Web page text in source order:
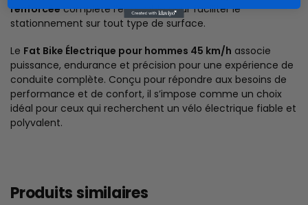
renforcéecomplète l’ensemble pour faciliter le
stationnement sur tout type de surface.
Le Fat Bike Électrique pour hommes 45 km/h associe
puissance, endurance et précision pour une expérience de
conduite complète. Conçu pour répondre aux besoins de
performance et de confort, il s’impose comme un choix
idéal pour ceux qui recherchent un vélo électrique fiable et
polyvalent.
Produits similaires